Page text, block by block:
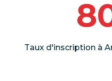
Taux d'inscription à